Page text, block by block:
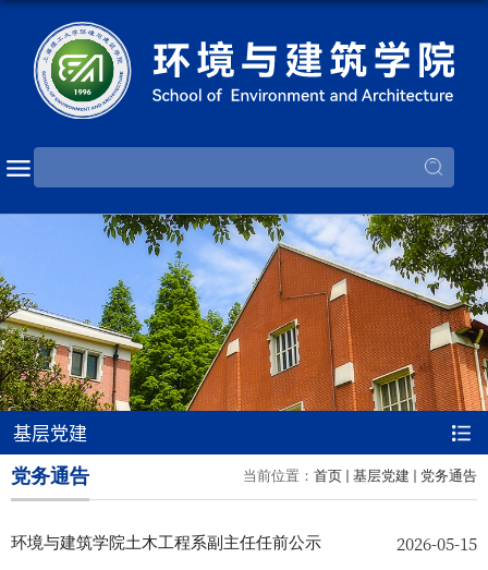
基层党建
当前位置： 首页 基层党建 党务通告
党务通告
环境与建筑学院土木工程系副主任任前公示 2026-05-15